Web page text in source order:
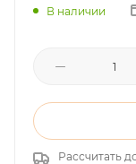
В наличии
Рассчитать